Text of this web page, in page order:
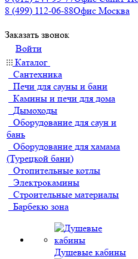
8 (499) 112-06-88Офис Москва
Заказать звонок
Войти
Каталог
Сантехника
Печи для сауны и бани
Камины и печи для дома
Дымоходы
Оборудование для саун и
бань
Оборудование для хамама
(Турецкой бани)
Отопительные котлы
Электрокамины
Строительные материалы
Барбекю зона
Душевые кабины